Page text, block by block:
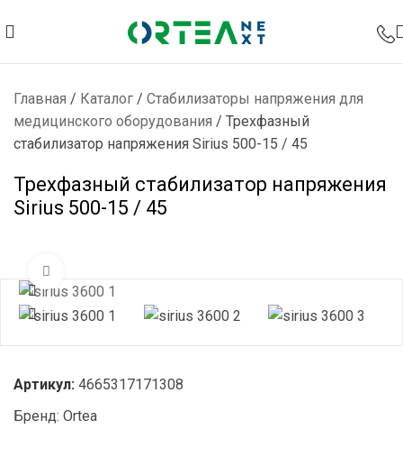
Главная / Каталог / Стабилизаторы напряжения для
медицинского оборудования / Трехфазный
стабилизатор напряжения Sirius 500-15 / 45
Трехфазный стабилизатор напряжения
Sirius 500-15 / 45
Артикул: 4665317171308
Бренд: Ortea